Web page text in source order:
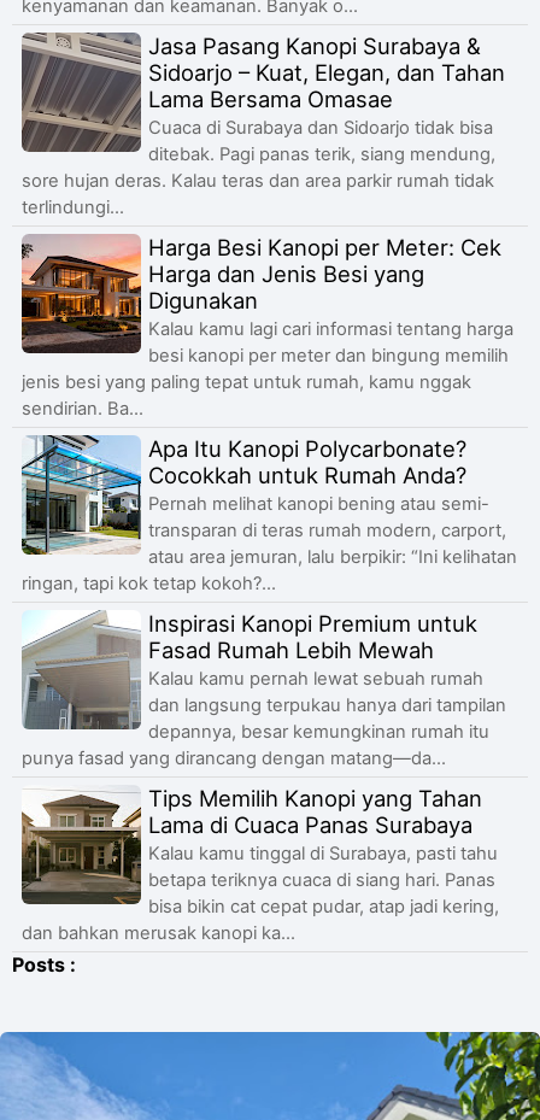
kenyamanan dan keamanan. Banyak o...
Jasa Pasang Kanopi Surabaya &
Sidoarjo – Kuat, Elegan, dan Tahan
Lama Bersama Omasae
Cuaca di Surabaya dan Sidoarjo tidak bisa
ditebak. Pagi panas terik, siang mendung,
sore hujan deras. Kalau teras dan area parkir rumah tidak
terlindungi...
Harga Besi Kanopi per Meter: Cek
Harga dan Jenis Besi yang
Digunakan
Kalau kamu lagi cari informasi tentang harga
besi kanopi per meter dan bingung memilih
jenis besi yang paling tepat untuk rumah, kamu nggak
sendirian. Ba...
Apa Itu Kanopi Polycarbonate?
Cocokkah untuk Rumah Anda?
Pernah melihat kanopi bening atau semi-
transparan di teras rumah modern, carport,
atau area jemuran, lalu berpikir: “Ini kelihatan
ringan, tapi kok tetap kokoh?...
Inspirasi Kanopi Premium untuk
Fasad Rumah Lebih Mewah
Kalau kamu pernah lewat sebuah rumah
dan langsung terpukau hanya dari tampilan
depannya, besar kemungkinan rumah itu
punya fasad yang dirancang dengan matang—da...
Tips Memilih Kanopi yang Tahan
Lama di Cuaca Panas Surabaya
Kalau kamu tinggal di Surabaya, pasti tahu
betapa teriknya cuaca di siang hari. Panas
bisa bikin cat cepat pudar, atap jadi kering,
dan bahkan merusak kanopi ka...
Posts :